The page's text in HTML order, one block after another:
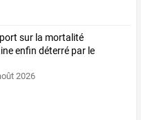
sur la mortalité
enfin déterré par le
2026